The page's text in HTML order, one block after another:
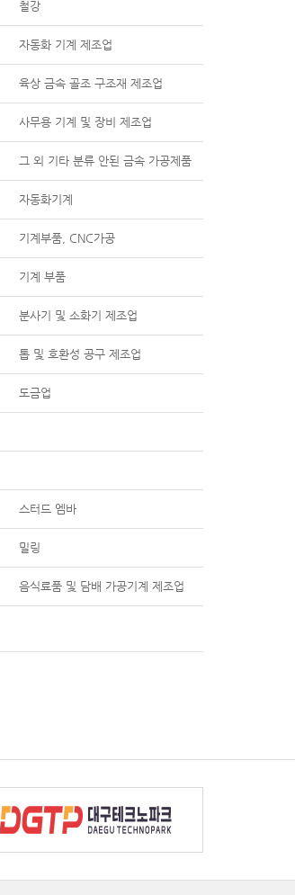
철강
자동화 기계 제조업
육상 금속 골조 구조재 제조업
사무용 기계 및 장비 제조업
그 외 기타 분류 안된 금속 가공제품
자동화기계
기계부품, CNC가공
기계 부품
분사기 및 소화기 제조업
톱 및 호환성 공구 제조업
도금업
스터드 엠바
밀링
음식료품 및 담배 가공기계 제조업